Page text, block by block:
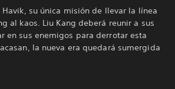
su única misión de llevar la línea
al kaos. Liu Kang deberá reunir a sus
en sus enemigos para derrotar esta
la nueva era quedará sumergida